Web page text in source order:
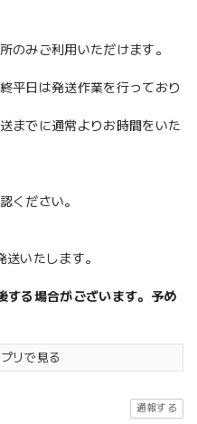
のみご利用いただけます。
平日は発送作業を行っており
までに通常よりお時間をいた
ください。
いたします。
する場合がございます。予め
リで見る
通報する